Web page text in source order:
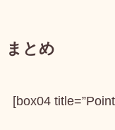
まとめ
[box04